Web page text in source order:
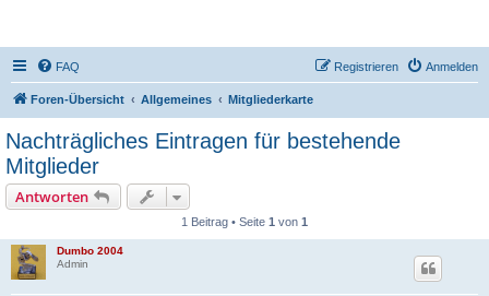
FAQ Anmelden
Registrieren
Foren-Übersicht Allgemeines Mitgliederkarte
Nachträgliches Eintragen für bestehende
Mitglieder
Antworten
1 Beitrag • Seite 1 von 1
Dumbo 2004
Admin